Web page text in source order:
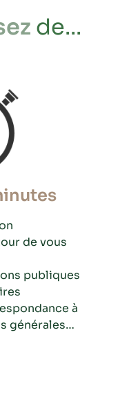
de...
de vous
publiques
à
générales…